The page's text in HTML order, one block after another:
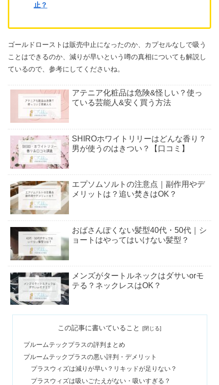
止？
ゴールドローストは販売中止になったのか、カプセルなしで吸う
ことはできるのか、減りが早いという噂の真相についても解説し
ているので、参考にしてくださいね。
アテニア化粧品は危険&怪しい？使っ
ている芸能人&安く買う方法
SHIROホワイトリリーはどんな香り？
男が使うのはきつい？【口コミ】
エプソムソルトの注意点｜副作用やデ
メリットは？追い焚きはOK？
おばさんぽくない髪型40代・50代｜シ
ョートはやってはいけない髪型？
メンズがタートルネックはダサいorモ
テる？ネックレスはOK？
で生活するダイエットは痩せた？
社会人サークルは危ない？一人で入る
＆出会い目的はOK？
この記事に書いていること
プルームテックプラスの評判まとめ
プルームテックプラスの悪い評判・デメリット
プラスウィズは減りが早い？リキッドが足りない？
プラスウィズは吸いごたえがない・吸いすぎる？